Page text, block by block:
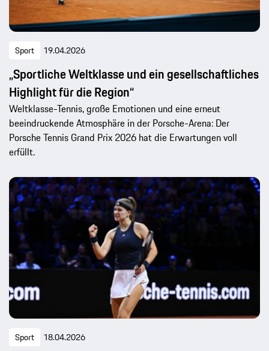
Sport 19.04.2026
„Sportliche Weltklasse und ein gesellschaftliches
Highlight für die Region“
Weltklasse-Tennis, große Emotionen und eine erneut
beeindruckende Atmosphäre in der Porsche-Arena: Der
Porsche Tennis Grand Prix 2026 hat die Erwartungen voll
erfüllt.
Sport 18.04.2026